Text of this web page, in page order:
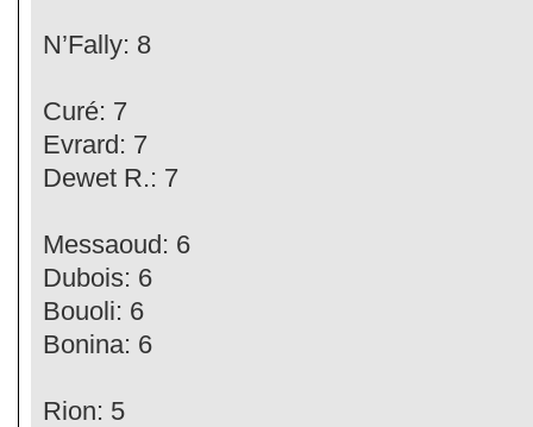
N’Fally: 8
Curé: 7
Evrard: 7
Dewet R.: 7
Messaoud: 6
Dubois: 6
Bouoli: 6
Bonina: 6
Rion: 5